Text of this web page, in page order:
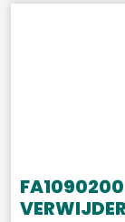
FA1090200